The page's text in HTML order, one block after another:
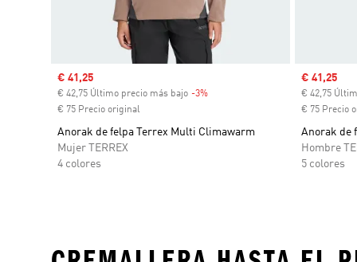
Precio de venta
€ 41,25
€ 42,75 Último precio más bajo -3%
€ 75 Precio original
Anorak de felpa Terrex Multi Climawarm
Mujer TERREX
4 colores
Precio de
€ 41,25
€ 42,75
€ 75 Precio
Anorak de
Hombre
5 colores